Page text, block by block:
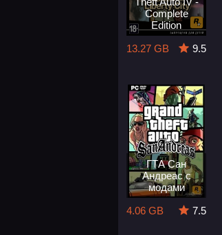
Complete
Edition
13.27 GB
9.5
ГТА Сан
Андреас с
модами
4.06 GB
7.5